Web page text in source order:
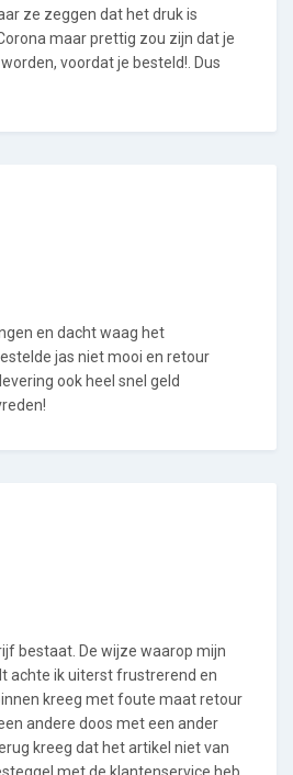
ze zeggen dat het druk is
maar prettig zou zijn dat je
voordat je besteld!. Dus
en dacht waag het
jas niet mooi en retour
ook heel snel geld
bestaat. De wijze waarop mijn
achte ik uiterst frustrerend en
kreeg met foute maat retour
andere doos met een ander
kreeg dat het artikel niet van